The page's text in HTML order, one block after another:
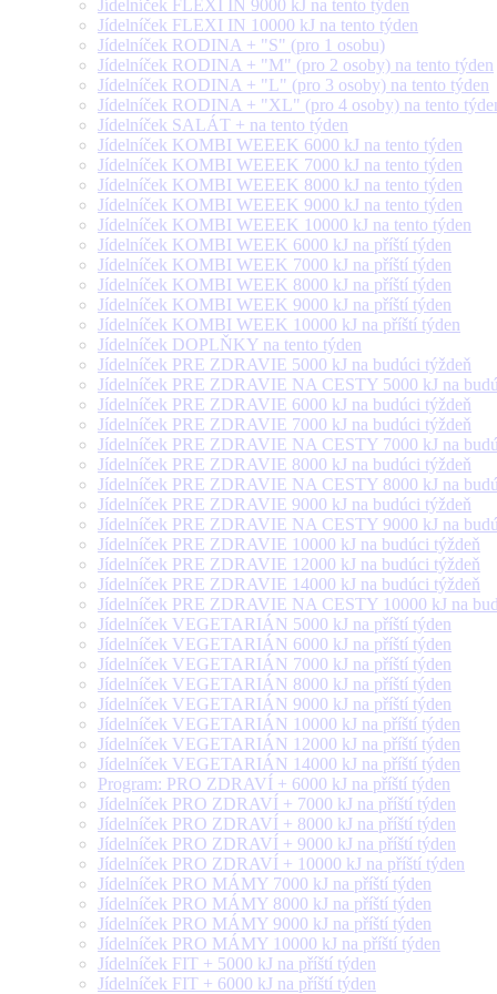
Jídelníček FLEXI IN 9000 kJ na tento týden
Jídelníček FLEXI IN 10000 kJ na tento týden
Jídelníček RODINA + "S" (pro 1 osobu)
Jídelníček RODINA + "M" (pro 2 osoby) na tento týden
Jídelníček RODINA + "L" (pro 3 osoby) na tento týden
Jídelníček RODINA + "XL" (pro 4 osoby) na tento
Jídelníček SALÁT + na tento týden
Jídelníček KOMBI WEEEK 6000 kJ na tento týden
Jídelníček KOMBI WEEEK 7000 kJ na tento týden
Jídelníček KOMBI WEEEK 8000 kJ na tento týden
Jídelníček KOMBI WEEEK 9000 kJ na tento týden
Jídelníček KOMBI WEEEK 10000 kJ na tento týden
Jídelníček KOMBI WEEK 6000 kJ na příští týden
Jídelníček KOMBI WEEK 7000 kJ na příští týden
Jídelníček KOMBI WEEK 8000 kJ na příští týden
Jídelníček KOMBI WEEK 9000 kJ na příští týden
Jídelníček KOMBI WEEK 10000 kJ na příští týden
Jídelníček DOPLŇKY na tento týden
Jídelníček PRE ZDRAVIE 5000 kJ na budúci týždeň
Jídelníček PRE ZDRAVIE NA CESTY 5000 kJ na
Jídelníček PRE ZDRAVIE 6000 kJ na budúci týždeň
Jídelníček PRE ZDRAVIE 7000 kJ na budúci týždeň
Jídelníček PRE ZDRAVIE NA CESTY 7000 kJ na
Jídelníček PRE ZDRAVIE 8000 kJ na budúci týždeň
Jídelníček PRE ZDRAVIE NA CESTY 8000 kJ na
Jídelníček PRE ZDRAVIE 9000 kJ na budúci týždeň
Jídelníček PRE ZDRAVIE NA CESTY 9000 kJ na
Jídelníček PRE ZDRAVIE 10000 kJ na budúci týždeň
Jídelníček PRE ZDRAVIE 12000 kJ na budúci týždeň
Jídelníček PRE ZDRAVIE 14000 kJ na budúci týždeň
Jídelníček PRE ZDRAVIE NA CESTY 10000 kJ na
Jídelníček VEGETARIÁN 5000 kJ na příští týden
Jídelníček VEGETARIÁN 6000 kJ na příští týden
Jídelníček VEGETARIÁN 7000 kJ na příští týden
Jídelníček VEGETARIÁN 8000 kJ na příští týden
Jídelníček VEGETARIÁN 9000 kJ na příští týden
Jídelníček VEGETARIÁN 10000 kJ na příští týden
Jídelníček VEGETARIÁN 12000 kJ na příští týden
Jídelníček VEGETARIÁN 14000 kJ na příští týden
Program: PRO ZDRAVÍ + 6000 kJ na příští týden
Jídelníček PRO ZDRAVÍ + 7000 kJ na příští týden
Jídelníček PRO ZDRAVÍ + 8000 kJ na příští týden
Jídelníček PRO ZDRAVÍ + 9000 kJ na příští týden
Jídelníček PRO ZDRAVÍ + 10000 kJ na příští týden
Jídelníček PRO MÁMY 7000 kJ na příští týden
Jídelníček PRO MÁMY 8000 kJ na příští týden
Jídelníček PRO MÁMY 9000 kJ na příští týden
Jídelníček PRO MÁMY 10000 kJ na příští týden
Jídelníček FIT + 5000 kJ na příští týden
Jídelníček FIT + 6000 kJ na příští týden